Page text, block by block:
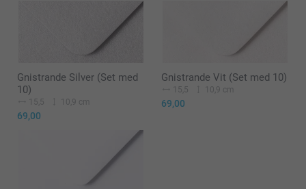
Gnistrande Silver (Set med
10)
15,5 10,9 cm
69,00
Gnistrande Vit (Set med 10)
15,5 10,9 cm
69,00